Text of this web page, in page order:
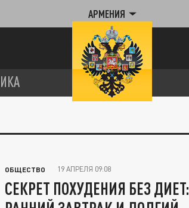
АРМЕНИЯ
ОБЩЕСТВО 19 АПРЕЛЯ 09:08
СЕКРЕТ ПОХУДЕНИЯ БЕЗ ДИЕТ: